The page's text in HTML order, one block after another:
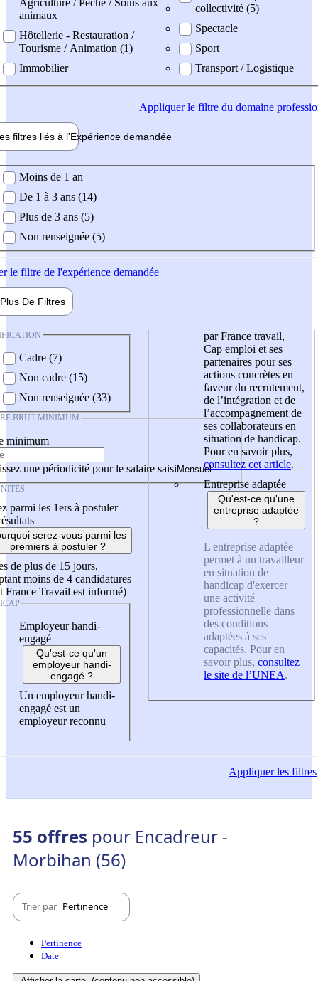
animaux
Hôtellerie - Restauration /
Tourisme / Animation (1)
Immobilier
collectivité (5)
Spectacle
Sport
Transport / Logistique
Appliquerle filtre du domaine
filtres liés à l'Expérience demandée
demandée
Moins de 1 an
De 1 à 3 ans (14)
Plus de 3 ans (5)
Non renseignée (5)
le filtre de l'expérience demandée
Plus De Filtres
Cadre (7)
Non cadre (15)
Non renseignée (33)
BRUT MINIMUM
minimum
une périodicité pour le salaire saisi
parmi les 1ers à postuler
serez-vous parmi les
premiers à postuler ?
de plus de 15 jours,
moins de 4 candidatures
France Travail est informé)
Employeur handi-
engagé
Qu'est-ce qu'un
employeur handi-
engagé ?
Un employeur handi-
engagé est un
employeur reconnu
par France travail,
Cap emploi et ses
partenaires pour ses
actions concrètes en
faveur du recrutement,
de l’intégration et de
l’accompagnement de
ses collaborateurs en
situation de handicap.
Pour en savoir plus,
consultez cet article.
Entreprise adaptée
Qu'est-ce qu'une
entreprise adaptée
?
L'entreprise adaptée
permet à un travailleur
en situation de
handicap d'exercer
une activité
professionnelle dans
des conditions
adaptées à ses
capacités. Pour en
savoir plus, consultez
le site de l’UNEA.
Appliquerles filtres
55 offres pour Encadreur -
Morbihan (56)
Trier par Pertinence
Pertinence
Date